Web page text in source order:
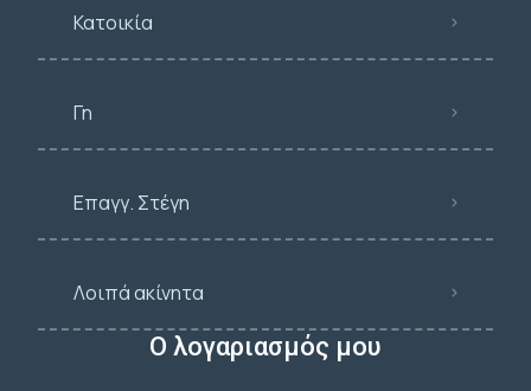
Κατοικία
Γη
Επαγγ. Στέγη
Λοιπά ακίνητα
Ο λογαριασμός μου